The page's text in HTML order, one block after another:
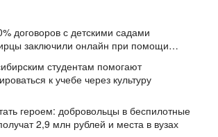
договоров с детскими садами
заключили онлайн при помощи
подписи
студентам помогают
к учебе через культуру
героем: добровольцы в беспилотные
2,9 млн рублей и места в вузах